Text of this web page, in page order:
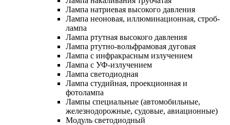
Лампа натриевая высокого давления
Лампа неоновая, иллюминационная, строб-
лампа
Лампа ртутная высокого давления
Лампа ртутно-вольфрамовая дуговая
Лампа с инфракрасным излучением
Лампа с УФ-излучением
Лампа светодиодная
Лампа студийная, проекционная и
фотолампа
Лампы специальные (автомобильные,
железнодорожные, судовые, авиационные)
Модуль светодиодный